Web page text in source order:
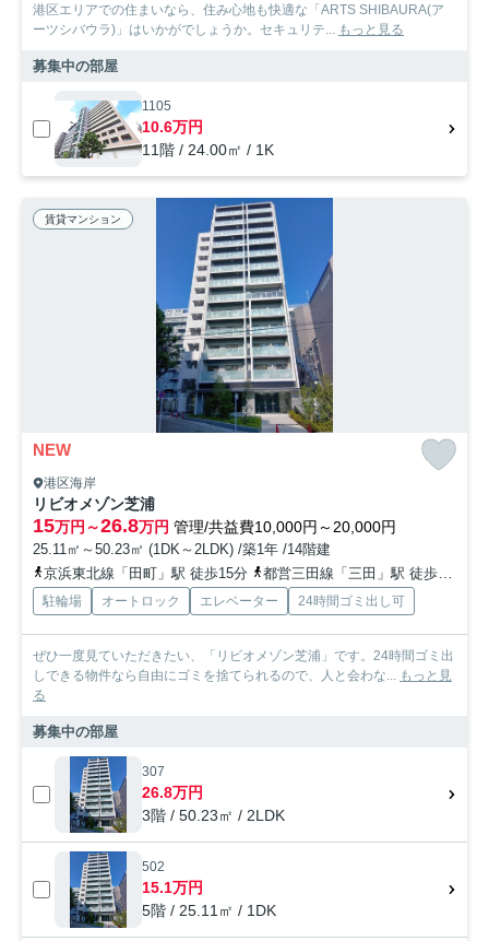
港区エリアでの住まいなら、住み心地も快適な「ARTS SHIBAURA(ア
ーツシバウラ)」はいかがでしょうか。セキュリテ... もっと見る
募集中の部屋
1105
10.6万円
11階 / 24.00㎡ / 1K
賃貸マンション
NEW
港区海岸
リビオメゾン芝浦
15万円～26.8万円 管理/共益費10,000円～20,000円
25.11㎡～50.23㎡ (1DK～2LDK) /築1年 /14階建
京浜東北線「田町」駅 徒歩15分
都営三田線「三田」駅 徒歩16分
駐輪場 オートロック エレベーター 24時間ゴミ出し可
ぜひ一度見ていただきたい、「リビオメゾン芝浦」です。24時間ゴミ出
しできる物件なら自由にゴミを捨てられるので、人と会わな... もっと見
る
募集中の部屋
307
26.8万円
3階 / 50.23㎡ / 2LDK
502
15.1万円
5階 / 25.11㎡ / 1DK